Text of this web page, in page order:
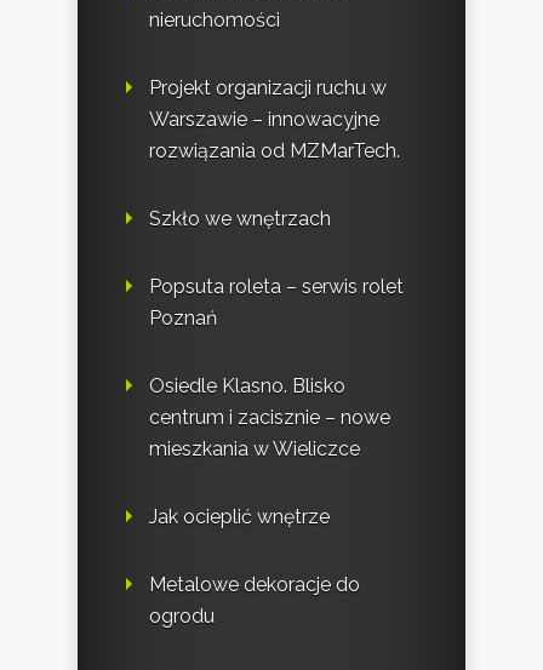
nieruchomości
Projekt organizacji ruchu w
Warszawie – innowacyjne
rozwiązania od MZMarTech.
Szkło we wnętrzach
Popsuta roleta – serwis rolet
Poznań
Osiedle Klasno. Blisko
centrum i zacisznie – nowe
mieszkania w Wieliczce
Jak ocieplić wnętrze
Metalowe dekoracje do
ogrodu